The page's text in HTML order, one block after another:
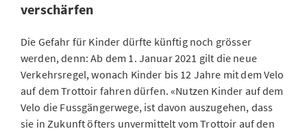
verschärfen
Die Gefahr für Kinder dürfte künftig noch grösser
werden, denn: Ab dem 1. Januar 2021 gilt die neue
Verkehrsregel, wonach Kinder bis 12 Jahre mit dem Velo
auf dem Trottoir fahren dürfen. «Nutzen Kinder auf dem
Velo die Fussgängerwege, ist davon auszugehen, dass
sie in Zukunft öfters unvermittelt vom Trottoir auf den